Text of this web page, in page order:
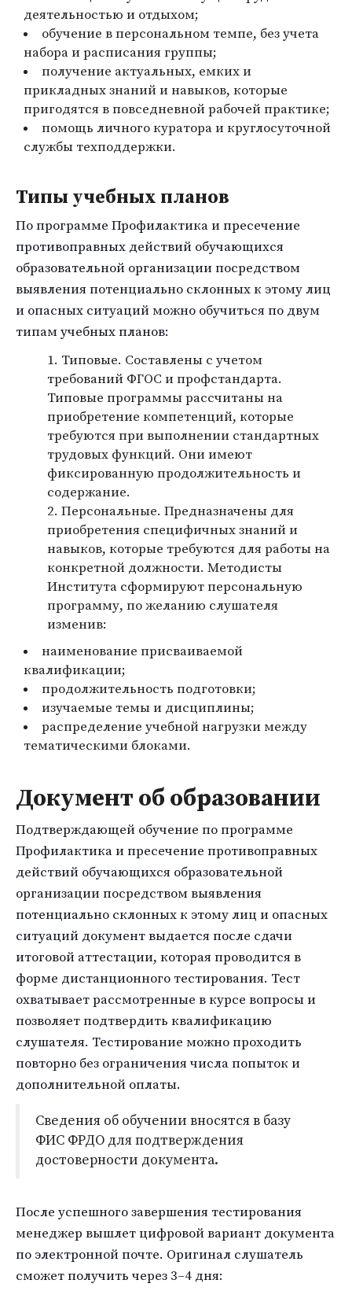
деятельностью и отдыхом;
обучение в персональном темпе, без учета
набора и расписания группы;
получение актуальных, емких и
прикладных знаний и навыков, которые
пригодятся в повседневной рабочей практике;
помощь личного куратора и круглосуточной
службы техподдержки.
Типы учебных планов
По программе Профилактика и пресечение
противоправных действий обучающихся
образовательной организации посредством
выявления потенциально склонных к этому лиц
и опасных ситуаций можно обучиться по двум
типам учебных планов:
Типовые. Составлены с учетом
требований ФГОС и профстандарта.
Типовые программы рассчитаны на
приобретение компетенций, которые
требуются при выполнении стандартных
трудовых функций. Они имеют
фиксированную продолжительность и
содержание.
Персональные. Предназначены для
приобретения специфичных знаний и
навыков, которые требуются для работы на
конкретной должности. Методисты
Института сформируют персональную
программу, по желанию слушателя
изменив:
наименование присваиваемой
квалификации;
продолжительность подготовки;
изучаемые темы и дисциплины;
распределение учебной нагрузки между
тематическими блоками.
Документ об образовании
Подтверждающей обучение по программе
Профилактика и пресечение противоправных
действий обучающихся образовательной
организации посредством выявления
потенциально склонных к этому лиц и опасных
ситуаций документ выдается после сдачи
итоговой аттестации, которая проводится в
форме дистанционного тестирования. Тест
охватывает рассмотренные в курсе вопросы и
позволяет подтвердить квалификацию
слушателя. Тестирование можно проходить
повторно без ограничения числа попыток и
дополнительной оплаты.
Сведения об обучении вносятся в базу
ФИС ФРДО для подтверждения
достоверности документа.
После успешного завершения тестирования
менеджер вышлет цифровой вариант документа
по электронной почте. Оригинал слушатель
сможет получить через 3–4 дня: